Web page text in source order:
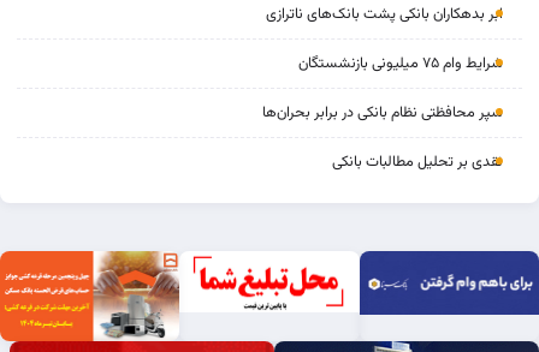
ابر بدهکاران بانکی پشت بانک‌های ناترازی
شرایط وام ۷۵ میلیونی بازنشستگان
سپر محافظتی نظام بانکی در برابر بحران‌ها
نقدی بر تحلیل مطالبات بانکی